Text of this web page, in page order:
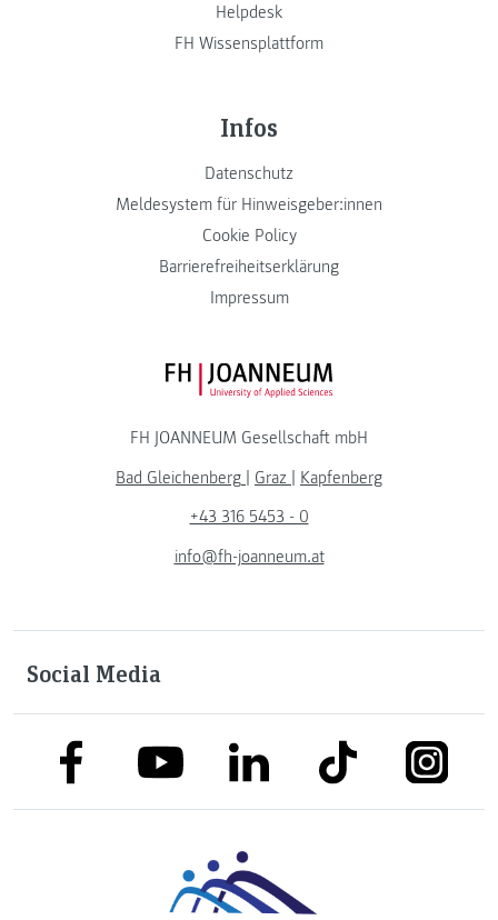
Helpdesk
FH Wissensplattform
Infos
Datenschutz
Meldesystem für Hinweisgeber:innen
Cookie Policy
Barrierefreiheitserklärung
Impressum
FH JOANNEUM Logo
FH JOANNEUM Gesellschaft mbH
Bad Gleichenberg | Graz | Kapfenberg
+43 316 5453 - 0
info@fh-joanneum.at
Social Media
link to facebooklink to youtubelink to linkedinlink to tiktok link to